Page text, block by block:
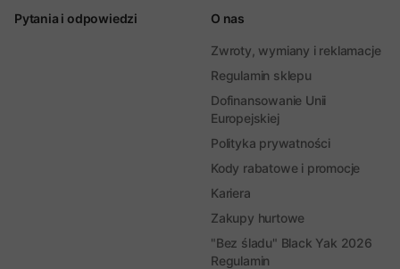
Pytania i odpowiedzi O nas
Zwroty, wymiany i reklamacje
Regulamin sklepu
Dofinansowanie Unii
Europejskiej
Polityka prywatności
Kody rabatowe i promocje
Kariera
Zakupy hurtowe
"Bez śladu" Black Yak 2026
Regulamin